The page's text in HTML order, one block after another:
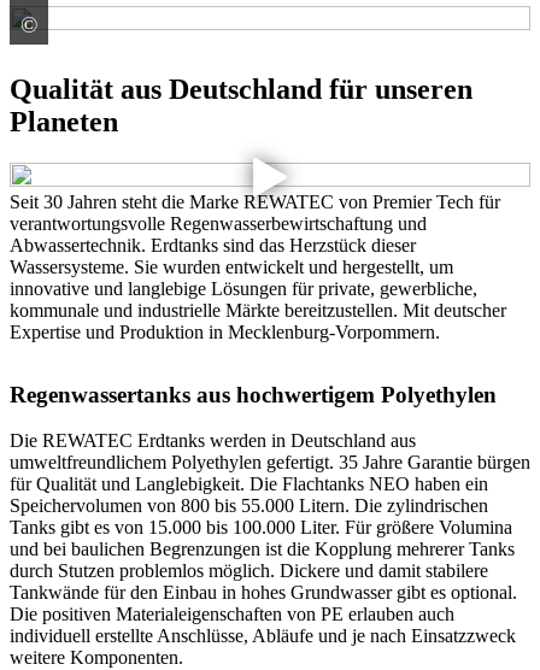
© Premier Tech Water and Environment GmbH
Qualität aus Deutschland für unseren
Planeten
Seit 30 Jahren steht die Marke REWATEC von Premier Tech für
verantwortungsvolle Regenwasserbewirtschaftung und
Abwassertechnik. Erdtanks sind das Herzstück dieser
Wassersysteme. Sie wurden entwickelt und hergestellt, um
innovative und langlebige Lösungen für private, gewerbliche,
kommunale und industrielle Märkte bereitzustellen. Mit deutscher
Expertise und Produktion in Mecklenburg-Vorpommern.
Regenwassertanks aus hochwertigem Polyethylen
Die REWATEC Erdtanks werden in Deutschland aus
umweltfreundlichem Polyethylen gefertigt. 35 Jahre Garantie bürgen
für Qualität und Langlebigkeit. Die Flachtanks NEO haben ein
Speichervolumen von 800 bis 55.000 Litern. Die zylindrischen
Tanks gibt es von 15.000 bis 100.000 Liter. Für größere Volumina
und bei baulichen Begrenzungen ist die Kopplung mehrerer Tanks
durch Stutzen problemlos möglich. Dickere und damit stabilere
Tankwände für den Einbau in hohes Grundwasser gibt es optional.
Die positiven Materialeigenschaften von PE erlauben auch
individuell erstellte Anschlüsse, Abläufe und je nach Einsatzzweck
weitere Komponenten.